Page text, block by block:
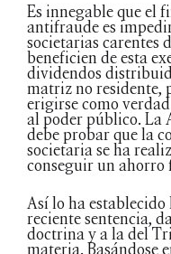
Es innegable que el
antifraude es
societarias carentes
beneficien de esta
dividendos
matriz no residente,
erigirse como
al poder público.
debe probar que la
societaria se ha
conseguir un ahorro
Así lo ha
reciente sentencia,
doctrina y a la del
materia. Basándose